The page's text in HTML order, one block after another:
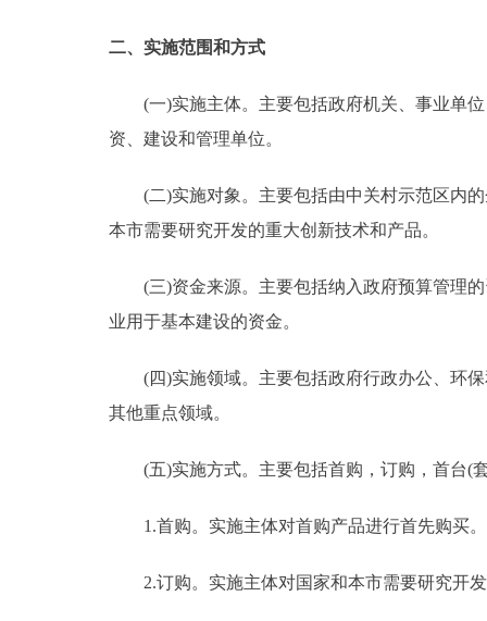
ESPAÑOL
二、实施范围和方式
(一)实施主体。主要包括政府机关、事业单位
资、建设和管理单位。
(二)实施对象。主要包括由中关村示范区内的
本市需要研究开发的重大创新技术和产品。
(三)资金来源。主要包括纳入政府预算管理的
业用于基本建设的资金。
(四)实施领域。主要包括政府行政办公、环保
其他重点领域。
(五)实施方式。主要包括首购，订购，首台(
1.首购。实施主体对首购产品进行首先购买。
2.订购。实施主体对国家和本市需要研究开发